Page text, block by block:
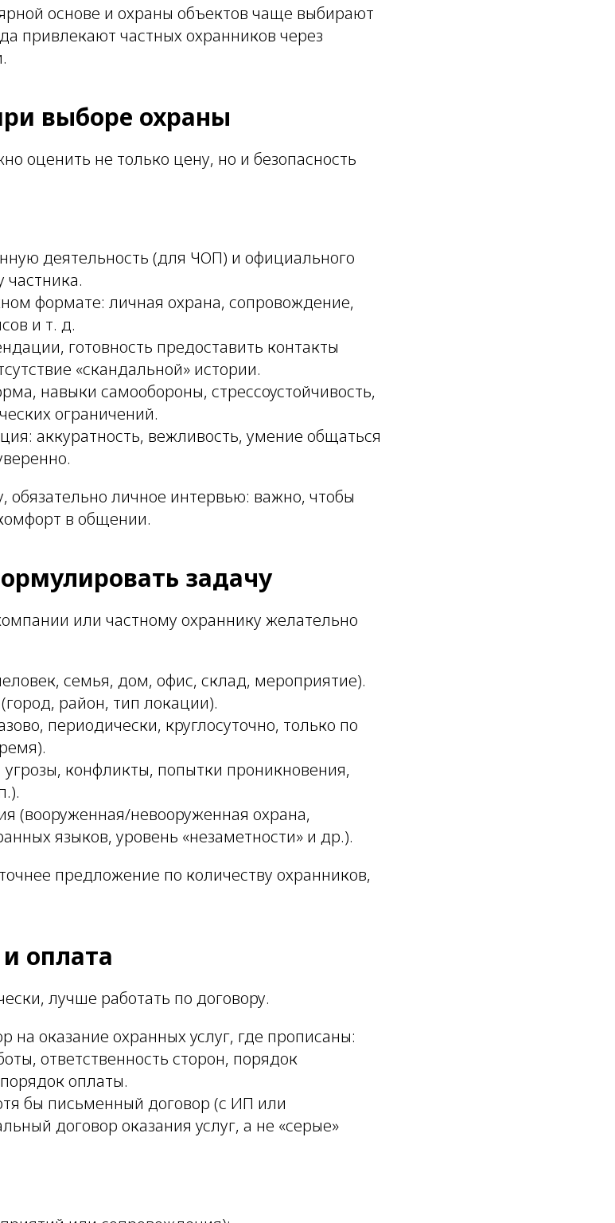
основе и охраны объектов чаще выбирают
привлекают частных охранников через
выборе охраны
оценить не только цену, но и безопасность
деятельность (для ЧОП) и официального
частника.
формате: личная охрана, сопровождение,
и т. д.
готовность предоставить контакты
«скандальной» истории.
навыки самообороны, стрессоустойчивость,
ограничений.
аккуратность, вежливость, умение общаться
обязательно личное интервью: важно, чтобы
в общении.
задачу
или частному охраннику желательно
семья, дом, офис, склад, мероприятие).
район, тип локации).
периодически, круглосуточно, только по
конфликты, попытки проникновения,
(вооруженная/невооруженная охрана,
языков, уровень «незаметности» и др.).
предложение по количеству охранников,
оплата
лучше работать по договору.
на оказание охранных услуг, где прописаны:
ответственность сторон, порядок
оплаты.
бы письменный договор (с ИП или
договор оказания услуг, а не «серые»